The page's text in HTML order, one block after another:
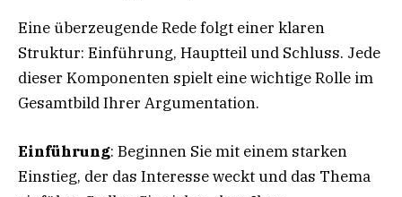
Eine überzeugende Rede folgt einer klaren
Struktur: Einführung, Hauptteil und Schluss. Jede
dieser Komponenten spielt eine wichtige Rolle im
Gesamtbild Ihrer Argumentation.
Einführung: Beginnen Sie mit einem starken
Einstieg, der das Interesse weckt und das Thema